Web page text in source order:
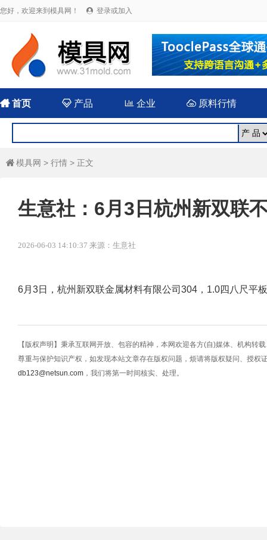
您好，欢迎来到模具网！  登录或加入
首页  产品 企业 原料行情
 模具网 > 行情 > 正文
生意社：6月3日杭州新双联
2026-06-03 14:10:37 来源：生意社
6月3日，杭州新双联金属材料有限公司304，1.0四八尺平
【版权声明】秉承互联网开放、包容的精神，本网欢迎各方(自)媒体、机构转
尊重与保护知识产权，如发现本站文章存在版权问题，烦请将版权疑问、授权
db123@netsun.com ，我们将第一时间核实、处理。